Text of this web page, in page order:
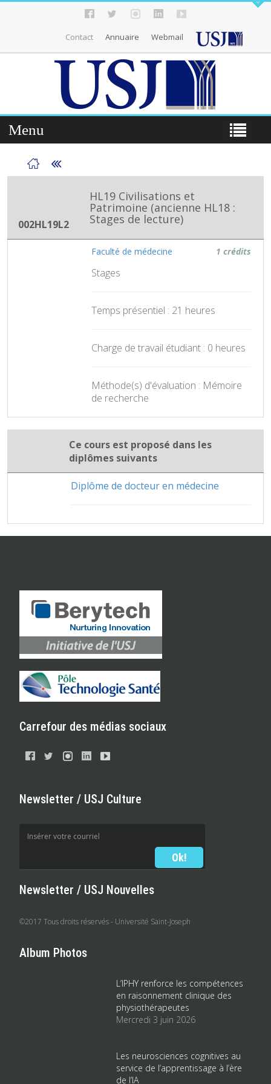
Contact Annuaire Webmail
Menu
002HL19L2
HL19 Civilisations et
Patrimoine (ancienne HL18 :
Stages de lecture)
Faculté de médecine 1 crédits
Stages
Temps présentiel : 21 heures
Charge de travail étudiant : 0 heures
Méthode(s) d'évaluation : Mémoire
de recherche
Ce cours est proposé dans les
diplômes suivants
Diplôme de docteur en médecine
Carrefour des médias sociaux
Newsletter / USJ Culture
Newsletter / USJ Nouvelles
©2017 Tous droits réservés - Université Saint-Joseph
Album Photos
L’IPHY renforce les compétences
en raisonnement clinique des
physiothérapeutes
Mercredi 3 juin 2026
Les neurosciences cognitives au
service de l’apprentissage à l’ère
de l’IA